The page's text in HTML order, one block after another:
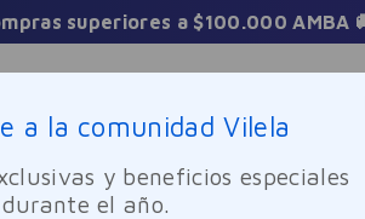
superiores a $100.000 AMBA
CUIDADO PERSONAL BIENESTAR Y
a la comunidad Vilela
y beneficios especiales
durante el año.